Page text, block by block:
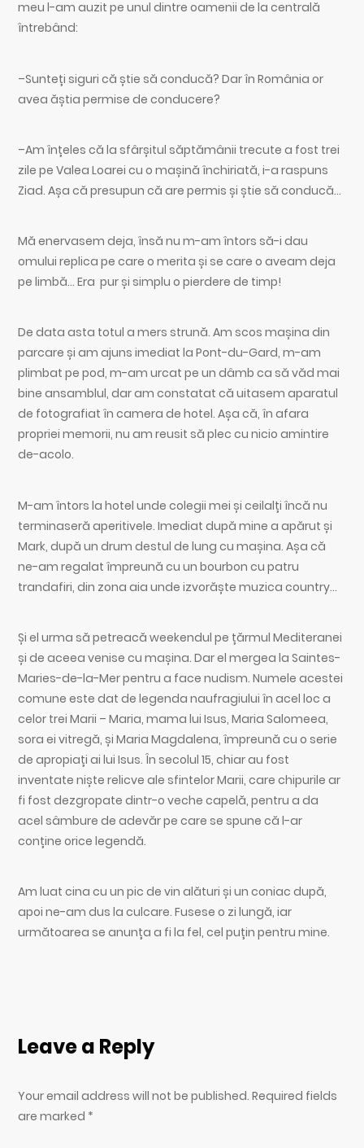
meu l-am auzit pe unul dintre oamenii de la centrală
întrebând:
–Sunteți siguri că știe să conducă? Dar în România or
avea ăștia permise de conducere?
–Am înțeles că la sfârșitul săptămânii trecute a fost trei
zile pe Valea Loarei cu o mașină închiriată, i-a raspuns
Ziad. Așa că presupun că are permis și știe să conducă…
Mă enervasem deja, însă nu m-am întors să-i dau
omului replica pe care o merita și se care o aveam deja
pe limbă… Era pur și simplu o pierdere de timp!
De data asta totul a mers strună. Am scos mașina din
parcare și am ajuns imediat la Pont-du-Gard, m-am
plimbat pe pod, m-am urcat pe un dâmb ca să văd mai
bine ansamblul, dar am constatat că uitasem aparatul
de fotografiat în camera de hotel. Așa că, în afara
propriei memorii, nu am reusit să plec cu nicio amintire
de-acolo.
M-am întors la hotel unde colegii mei și ceilalți încă nu
terminaseră aperitivele. Imediat după mine a apărut și
Mark, după un drum destul de lung cu mașina. Așa că
ne-am regalat împreună cu un bourbon cu patru
trandafiri, din zona aia unde izvorăște muzica country…
Și el urma să petreacă weekendul pe țărmul Mediteranei
și de aceea venise cu mașina. Dar el mergea la Saintes-
Maries-de-la-Mer pentru a face nudism. Numele acestei
comune este dat de legenda naufragiului în acel loc a
celor trei Marii – Maria, mama lui Isus, Maria Salomeea,
sora ei vitregă, și Maria Magdalena, împreună cu o serie
de apropiați ai lui Isus. În secolul 15, chiar au fost
inventate niște relicve ale sfintelor Marii, care chipurile ar
fi fost dezgropate dintr-o veche capelă, pentru a da
acel sâmbure de adevăr pe care se spune că l-ar
conține orice legendă.
Am luat cina cu un pic de vin alături și un coniac după,
apoi ne-am dus la culcare. Fusese o zi lungă, iar
următoarea se anunța a fi la fel, cel puțin pentru mine.
Leave a Reply
Your email address will not be published. Required fields
are marked *